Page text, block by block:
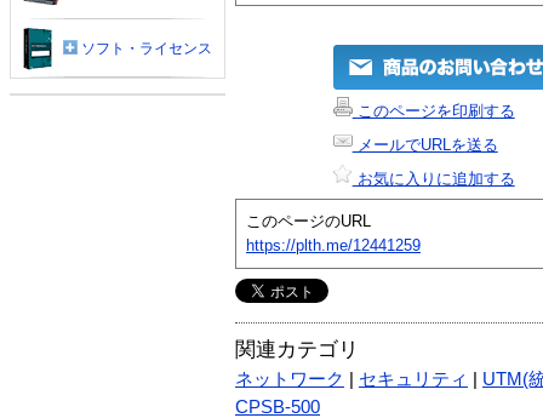
このページを印刷する
メールでURLを送る
お気に入りに追加する
このページのURL
https://plth.me/12441259
関連カテゴリ
ネットワーク セキュリティ
UTM(
CPSB-500
ソフト・ライセンス